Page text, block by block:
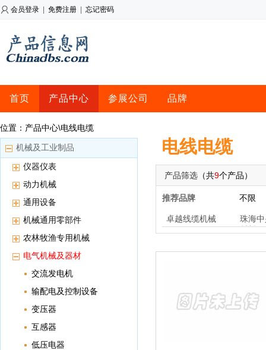
会员登录 免费注册 忘记密码
首页 产品中心 参展公司 品牌
位置：产品中心\电线电缆
机械及工业制品
仪器仪表
动力机械
通用设备
机械通用零部件
农林牧渔专用机械
电气机械及器材
交流发电机
输配电及控制设备
变压器
互感器
低压电器
电线电缆
产品筛选 （共9个产品）
推荐品牌 不限
卓越线缆机械
珠海
材料